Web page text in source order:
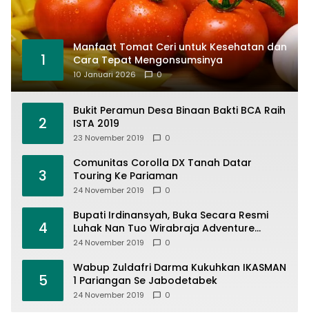
1
Manfaat Tomat Ceri untuk Kesehatan dan
Cara Tepat Mengonsumsinya
10 Januari 2026 0
2
Bukit Peramun Desa Binaan Bakti BCA Raih
ISTA 2019
23 November 2019 0
3
Comunitas Corolla DX Tanah Datar
Touring Ke Pariaman
24 November 2019 0
4
Bupati Irdinansyah, Buka Secara Resmi
Luhak Nan Tuo Wirabraja Adventure
Offroad 2019
24 November 2019 0
5
Wabup Zuldafri Darma Kukuhkan IKASMAN
1 Pariangan Se Jabodetabek
24 November 2019 0